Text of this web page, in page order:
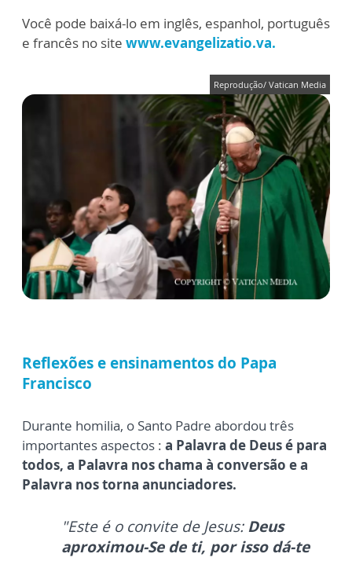
Você pode baixá-lo em inglês, espanhol, português
e francês no site www.evangelizatio.va.
Reprodução/ Vatican Media
Reflexões e ensinamentos do Papa
Francisco
Durante homilia, o Santo Padre abordou três
importantes aspectos : a Palavra de Deus é para
todos, a Palavra nos chama à conversão e a
Palavra nos torna anunciadores.
"Este é o convite de Jesus:Deus
aproximou-Se de ti, por isso dá-te